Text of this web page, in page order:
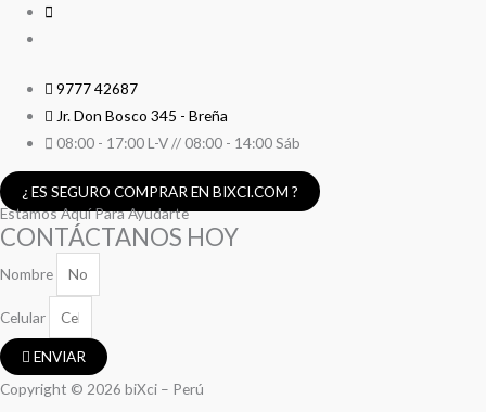
9777 42687
Jr. Don Bosco 345 - Breña
08:00 - 17:00 L-V // 08:00 - 14:00 Sáb
¿ ES SEGURO COMPRAR EN BIXCI.COM ?
Estamos Aquí Para Ayudarte
CONTÁCTANOS HOY
Nombre
Celular
ENVIAR
Copyright © 2026 biXci – Perú